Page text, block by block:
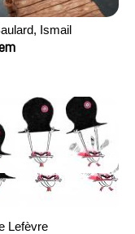
Ismail
Flore Dupont,
Lefèvre